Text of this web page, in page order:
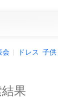
会 ドレス 子供
果